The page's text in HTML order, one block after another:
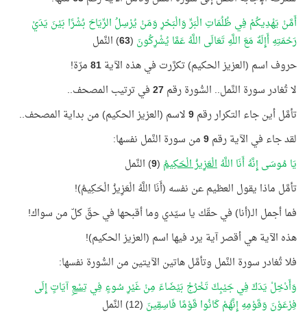
أَمَّنْ يَهْدِيكُمْ فِي ظُلُمَاتِ الْبَرِّ وَالْبَحْرِ وَمَنْ يُرْسِلُ الرِّيَاحَ بُشْرًا بَيْنَ يَدَيْ
رَحْمَتِهِ أَإِلَهٌ مَعَ اللَّهِ تَعَالَى اللَّهُ عَمَّا يُشْرِكُونَ (
63) النَّمل
حروف اسم (العزيز الحكيم) تكرَّرت في هذه الآية81مرّة!
لا تُغادر سورة النَّمل.. السُّورة رقم27في ترتيب المصحف..
تأمَّل أين جاء التكرار رقم9لاسم (العزيز الحكيم) من بداية المصحف..
لقد جاء في الآية رقم9من سورة النَّمل نفسها:
يَا مُوسَى إِنَّهُ أَنَا اللَّهُالْعَزِيزُ الْحَكِيمُ (
9) النَّمل
تأمَّل ماذا يقول العظيم عن نفسه (أَنَا اللَّهُ الْعَزِيزُ الْحَكِيمُ)!
فما أجمل الـ(أنا) في حقّك يا سيّدي وما أقبحها في حقّ كلّ من سواك!
هذه الآية هي أقصر آية يرد فيها اسم (العزيز الحكيم)!
فلا تُغادر سورة النَّمل وتأمَّل هاتين الآيتين من السُّورة نفسها:
وَأَدْخِلْ يَدَكَ فِي جَيْبِكَ تَخْرُجْ بَيْضَاءَ مِنْ غَيْرِ سُوءٍ فِيتِسْعِآيَاتٍ إِلَى
فِرْعَوْنَ وَقَوْمِهِ إِنَّهُمْ كَانُوا قَوْمًا فَاسِقِينَ (12) النَّمل